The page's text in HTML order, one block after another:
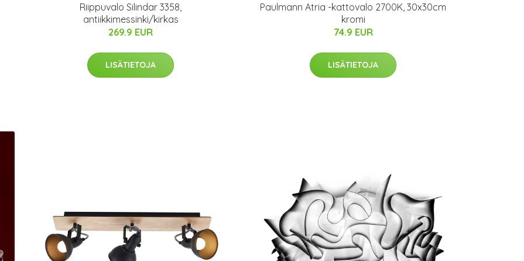
Riippuvalo Silindar 3358,
antiikkimessinki/kirkas
269.9 EUR
LISÄTIETOJA
Paulmann Atria -kattovalo 2700K, 30x30cm
kromi
74.9 EUR
LISÄTIETOJA